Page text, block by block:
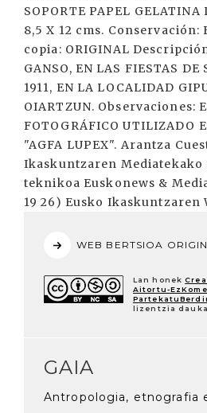
SOPORTE PAPEL
8,5 X 12 cms. Conservación:
copia: ORIGINAL
GANSO, EN LAS FIESTAS DE
1911, EN LA LOCALIDAD
OIARTZUN. Observaciones:
FOTOGRÁFICO UTILIZADO
"AGFA LUPEX". Arantza
Ikaskuntzaren Mediatekako
teknikoa Euskonews &
19 26) Eusko Ikaskuntzaren
WEB BERTSIOA
Lan honek
Aitortu-
lizentzia dauka.
GAIA
Antropologia, etnografia